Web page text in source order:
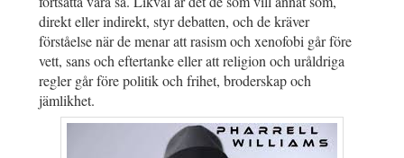
direkt eller indirekt, styr debatten, och de kräver
förståelse när de menar att rasism och xenofobi går före
vett, sans och eftertanke eller att religion och uråldriga
regler går före politik och frihet, broderskap och
jämlikhet.